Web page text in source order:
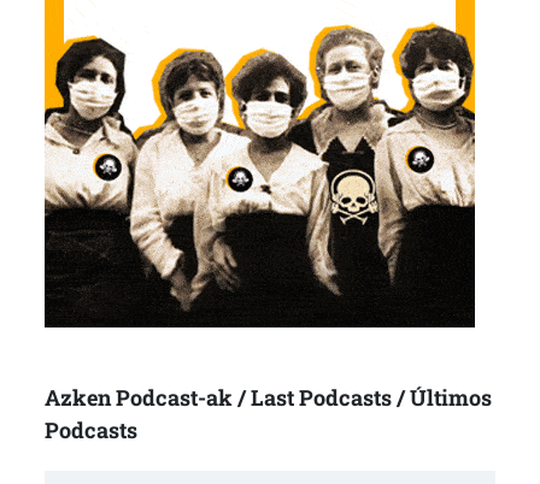
Azken Podcast-ak / Last Podcasts / Últimos
Podcasts